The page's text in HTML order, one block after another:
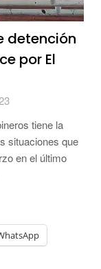
detención
por El
tiene la
situaciones que
en el último